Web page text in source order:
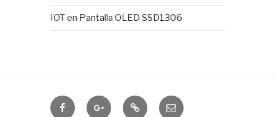
IOTen Pantalla OLED SSD1306
DomóticaIOTUY RSS
Correo